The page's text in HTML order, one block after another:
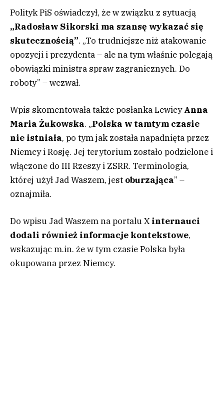
Polityk PiS oświadczył, że w związku z sytuacją
„Radosław Sikorski ma szansę wykazać się
skutecznością”. „To trudniejsze niż atakowanie
opozycji i prezydenta – ale na tym właśnie polegają
obowiązki ministra spraw zagranicznych. Do
roboty” – wezwał.
Wpis skomentowała także posłanka LewicyAnna
Maria Żukowska. „Polska w tamtym czasie
nie istniała, po tym jak została napadnięta przez
Niemcy i Rosję. Jej terytorium zostało podzielone i
włączone do III Rzeszy i ZSRR. Terminologia,
której użył Jad Waszem, jest oburzająca” –
oznajmiła.
Do wpisu Jad Waszem na portalu X internauci
dodali również informacje kontekstowe,
wskazując m.in. że w tym czasie Polska była
okupowana przez Niemcy.